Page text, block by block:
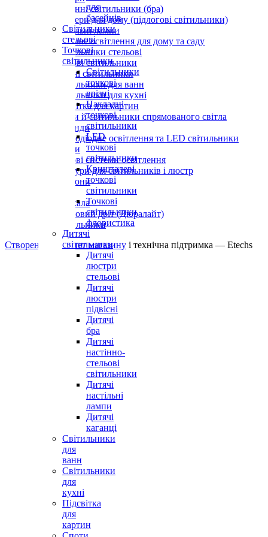
для
басейнів
Світильники
стельові
Точкові
світильники
Світильники
точкові
врізні
Накладні
точкові
світильники
LED
точкові
світильники
Кришталеві
точкові
світильники
Точкові
світильники
флористика
Дитячі
світильники
Дитячі
люстри
стельові
Дитячі
люстри
підвісні
Дитячі
бра
Дитячі
настінно-
стельові
світильники
Дитячі
настільні
лампи
Дитячі
каганці
Світильники
для
ванн
Світильники
для
кухні
Підсвітка
для
картин
Настінні світильники (бра)
Торшери для дому (підлогові світильники)
Настільні лампи
Вуличне освітлення для дому та саду
Світильники стельові
Точкові світильники
Дитячі світильники
Світильники для ванн
Світильники для кухні
Підсвітка для картин
Споти й світильники спрямованого світла
Гірлянди
Світлодіодне освітлення та LED світильники
Лампи
Трекові системи освітлення
Абажури для світильників і люстр
Плафони
Дзеркала
Світловий дріт (Дюралайт)
Світильники
Створення інтернет магазину і технічна підтримка — Etechs